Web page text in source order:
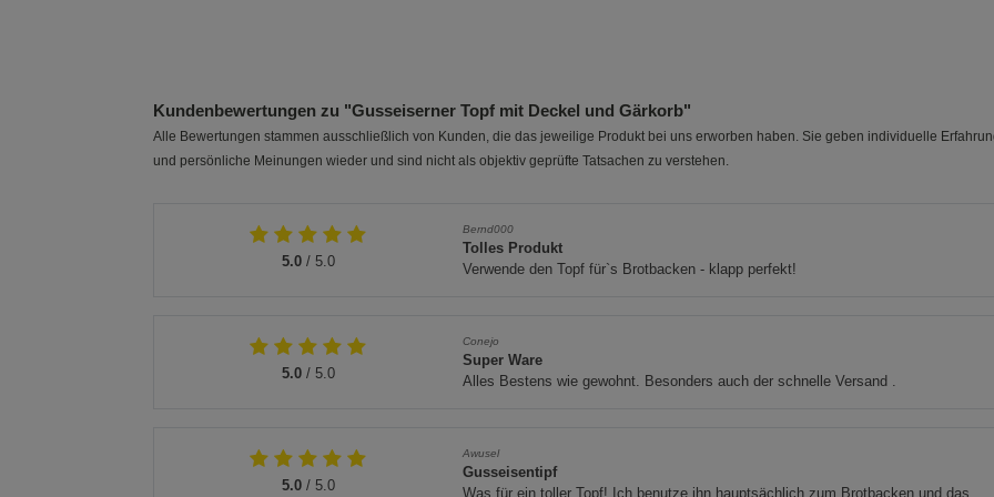
Kundenbewertungen zu "Gusseiserner Topf mit Deckel und Gärkorb"
Alle Bewertungen stammen ausschließlich von Kunden, die das jeweilige Produkt bei uns erworben haben. Sie geben individuelle
und persönliche Meinungen wieder und sind nicht als objektiv geprüfte Tatsachen zu verstehen.
5.0/ 5.0
Bernd000
Tolles Produkt
Verwende den Topf für`s Brotbacken - klapp perfekt!
5.0/ 5.0
Conejo
Super Ware
Alles Bestens wie gewohnt. Besonders auch der schnelle Versand .
5.0/ 5.0
Awusel
Gusseisentipf
Was für ein toller Topf! Ich benutze ihn hauptsächlich zum Brotbacken und das